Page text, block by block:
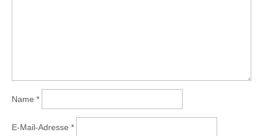
Name *
E-Mail-Adresse *